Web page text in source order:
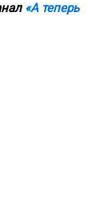
«А теперь